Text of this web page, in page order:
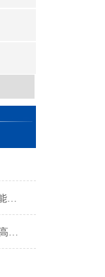
LM-02型数字式测力仪主要功能有：检测、检定、标定、打印、时钟等
贵州纳雍至晴隆、六枝至安龙高速公路重新招标，中标单位出炉